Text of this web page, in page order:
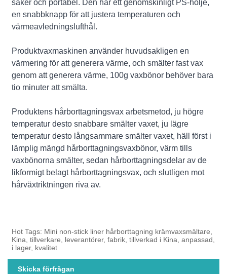
säker och portabel. Den har ett genomskinligt PS-hölje,
en snabbknapp för att justera temperaturen och
värmeavledningslufthål.
Produktvaxmaskinen använder huvudsakligen en
värmering för att generera värme, och smälter fast vax
genom att generera värme, 100g vaxbönor behöver bara
tio minuter att smälta.
Produktens hårborttagningsvax arbetsmetod, ju högre
temperatur desto snabbare smälter vaxet, ju lägre
temperatur desto långsammare smälter vaxet, häll först i
lämplig mängd hårborttagningsvaxbönor, värm tills
vaxbönorna smälter, sedan hårborttagningsdelar av de
likformigt belagt hårborttagningsvax, och slutligen mot
hårväxtriktningen riva av.
Hot Tags: Mini non-stick liner hårborttagning krämvaxsmältare,
Kina, tillverkare, leverantörer, fabrik, tillverkad i Kina, anpassad,
i lager, kvalitet
Skicka förfrågan